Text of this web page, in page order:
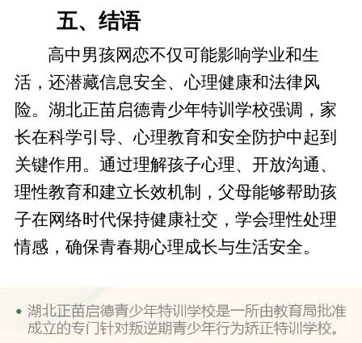
五、结语
高中男孩网恋不仅可能影响学业和生
活，还潜藏信息安全、心理健康和法律风
险。湖北正苗启德青少年特训学校强调，家
长在科学引导、心理教育和安全防护中起到
关键作用。通过理解孩子心理、开放沟通、
理性教育和建立长效机制，父母能够帮助孩
子在网络时代保持健康社交，学会理性处理
情感，确保青春期心理成长与生活安全。